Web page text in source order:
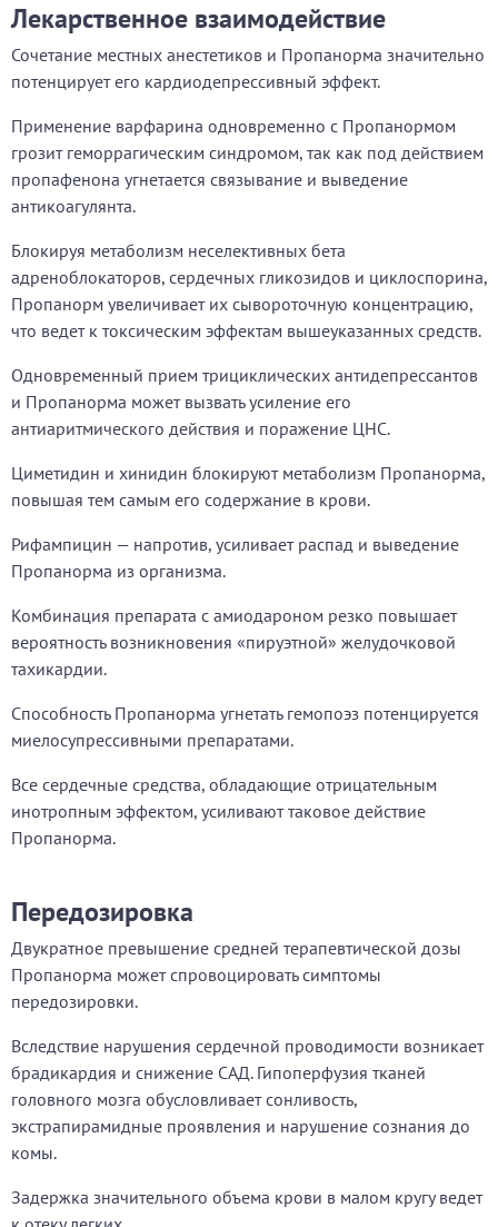
Лекарственное взаимодействие
Сочетание местных анестетиков и Пропанорма значительно
потенцирует его кардиодепрессивный эффект.
Применение варфарина одновременно с Пропанормом
грозит геморрагическим синдромом, так как под действием
пропафенона угнетается связывание и выведение
антикоагулянта.
Блокируя метаболизм неселективных бета
адреноблокаторов, сердечных гликозидов и циклоспорина,
Пропанорм увеличивает их сывороточную концентрацию,
что ведет к токсическим эффектам вышеуказанных средств.
Одновременный прием трициклических антидепрессантов
и Пропанорма может вызвать усиление его
антиаритмического действия и поражение ЦНС.
Циметидин и хинидин блокируют метаболизм Пропанорма,
повышая тем самым его содержание в крови.
Рифампицин — напротив, усиливает распад и выведение
Пропанорма из организма.
Комбинация препарата с амиодароном резко повышает
вероятность возникновения «пируэтной» желудочковой
тахикардии.
Способность Пропанорма угнетать гемопоэз потенцируется
миелосупрессивными препаратами.
Все сердечные средства, обладающие отрицательным
инотропным эффектом, усиливают таковое действие
Пропанорма.
Передозировка
Двукратное превышение средней терапевтической дозы
Пропанорма может спровоцировать симптомы
передозировки.
Вследствие нарушения сердечной проводимости возникает
брадикардия и снижение САД. Гипоперфузия тканей
головного мозга обусловливает сонливость,
экстрапирамидные проявления и нарушение сознания до
комы.
Задержка значительного объема крови в малом кругу ведет